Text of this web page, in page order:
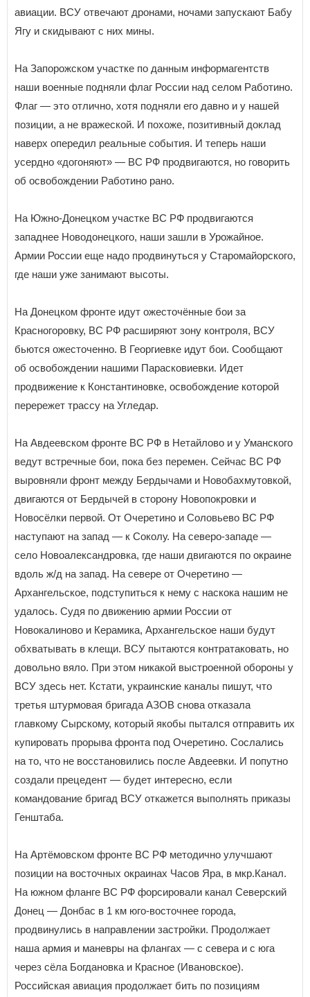
авиации. ВСУ отвечают дронами, ночами запускают Бабу
Ягу и скидывают с них мины.
На Запорожском участке по данным информагентств
наши военные подняли флаг России над селом Работино.
Флаг — это отлично, хотя подняли его давно и у нашей
позиции, а не вражеской. И похоже, позитивный доклад
наверх опередил реальные события. И теперь наши
усердно «догоняют» — ВС РФ продвигаются, но говорить
об освобождении Работино рано.
На Южно-Донецком участке ВС РФ продвигаются
западнее Новодонецкого, наши зашли в Урожайное.
Армии России еще надо продвинуться у Старомайорского,
где наши уже занимают высоты.
На Донецком фронте идут ожесточённые бои за
Красногоровку, ВС РФ расширяют зону контроля, ВСУ
бьются ожесточенно. В Георгиевке идут бои. Сообщают
об освобождении нашими Парасковиевки. Идет
продвижение к Константиновке, освобождение которой
перережет трассу на Угледар.
На Авдеевском фронте ВС РФ в Нетайлово и у Уманского
ведут встречные бои, пока без перемен. Сейчас ВС РФ
выровняли фронт между Бердычами и Новобахмутовкой,
двигаются от Бердычей в сторону Новопокровки и
Новосёлки первой. От Очеретино и Соловьево ВС РФ
наступают на запад — к Соколу. На северо-западе —
село Новоалександровка, где наши двигаются по окраине
вдоль ж/д на запад. На севере от Очеретино —
Архангельское, подступиться к нему с наскока нашим не
удалось. Судя по движению армии России от
Новокалиново и Керамика, Архангельское наши будут
обхватывать в клещи. ВСУ пытаются контратаковать, но
довольно вяло. При этом никакой выстроенной обороны у
ВСУ здесь нет. Кстати, украинские каналы пишут, что
третья штурмовая бригада АЗОВ снова отказала
главкому Сырскому, который якобы пытался отправить их
купировать прорыва фронта под Очеретино. Сослались
на то, что не восстановились после Авдеевки. И попутно
создали прецедент — будет интересно, если
командование бригад ВСУ откажется выполнять приказы
Генштаба.
На Артёмовском фронте ВС РФ методично улучшают
позиции на восточных окраинах Часов Яра, в мкр.Канал.
На южном фланге ВС РФ форсировали канал Северский
Донец — Донбас в 1 км юго-восточнее города,
продвинулись в направлении застройки. Продолжает
наша армия и маневры на флангах — с севера и с юга
через сёла Богдановка и Красное (Ивановское).
Российская авиация продолжает бить по позициям